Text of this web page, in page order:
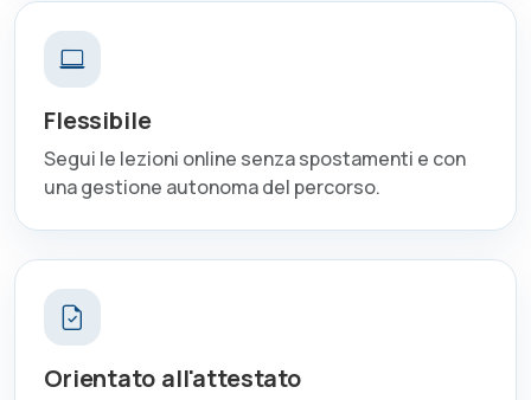
Flessibile
Segui le lezioni online senza spostamenti e con
una gestione autonoma del percorso.
Orientato all'attestato